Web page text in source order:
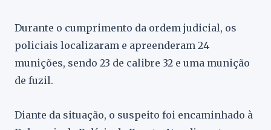
Durante o cumprimento da ordem judicial, os
policiais localizaram e apreenderam 24
munições, sendo 23 de calibre 32 e uma munição
de fuzil.
Diante da situação, o suspeito foi encaminhado à